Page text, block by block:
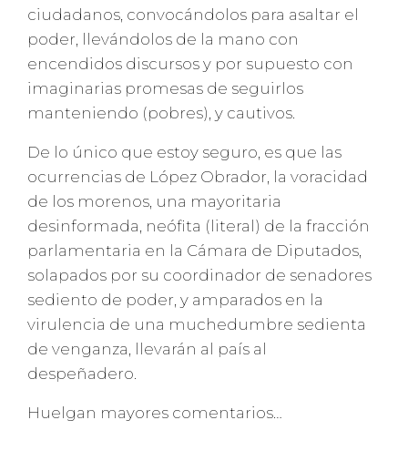
ciudadanos, convocándolos para asaltar el
poder, llevándolos de la mano con
encendidos discursos y por supuesto con
imaginarias promesas de seguirlos
manteniendo (pobres), y cautivos.
De lo único que estoy seguro, es que las
ocurrencias de López Obrador, la voracidad
de los morenos, una mayoritaria
desinformada, neófita (literal) de la fracción
parlamentaria en la Cámara de Diputados,
solapados por su coordinador de senadores
sediento de poder, y amparados en la
virulencia de una muchedumbre sedienta
de venganza, llevarán al país al
despeñadero.
Huelgan mayores comentarios…